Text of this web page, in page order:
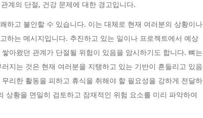
계의 단절, 건강 문제에 대한 경고입니다.
하고 불안할 수 있습니다. 이는 대체로 현재 여러분의 상황이나
하는 메시지입니다. 추진하고 있는 일이나 프로젝트에서 예상
아왔던 관계가 단절될 위험이 있음을 암시하기도 합니다. 뼈는
지는 것은 현재 여러분을 지탱하고 있는 기반이 흔들리고 있음
리한 활동을 피하고 휴식을 취해야 할 필요성을 강하게 전달하
상황을 면밀히 검토하고 잠재적인 위험 요소를 미리 파악하여